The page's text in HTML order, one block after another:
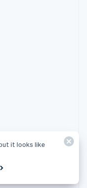
it looks like